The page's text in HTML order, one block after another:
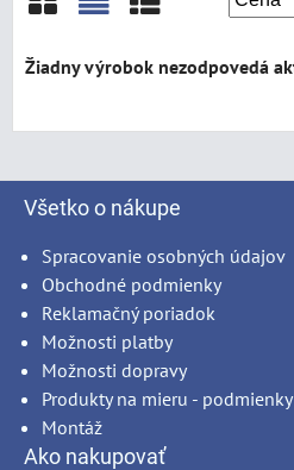
Mriežka
Všetko o nákupe
Spracovanie osobných údajov
Obchodné podmienky
Reklamačný poriadok
Možnosti platby
Možnosti dopravy
Produkty na mieru - podmienky
Montáž
Ako nakupovať